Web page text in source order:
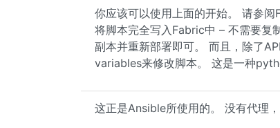
你应该可以使用上面的开始。 请参
将脚本完全写入Fabric中 – 不需要复
副本并重新部署即可。 而且，除了
variables来修改脚本。 这是一种
这正是Ansible所使用的。 没有代理